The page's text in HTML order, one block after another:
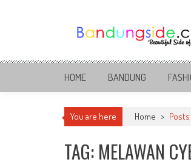
Bandung Side
Sisi Cantik Bandung
HOME BANDUNG
You are here Home >
TAG: MELAWAN